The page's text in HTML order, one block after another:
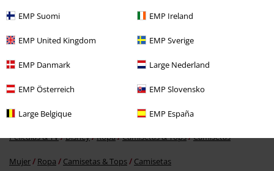
EMP Suomi EMP Ireland
EMP United Kingdom EMP Sverige
EMP Danmark Large Nederland
EMP Österreich EMP Slovensko
Large Belgique EMP España
Más categorías. Más opciones
Camisetas & Tops
Películas & TV Disney Películas & TV Disney Classics
Películas & TV Disney Ropa Camisetas & Tops Camisetas
Mujer Ropa Camisetas & Tops Camisetas